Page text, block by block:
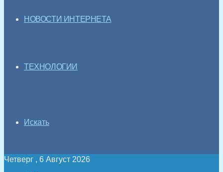
НОВОСТИ ИНТЕРНЕТА
ТЕХНОЛОГИИ
Искать
Четверг , 6 Август 2026